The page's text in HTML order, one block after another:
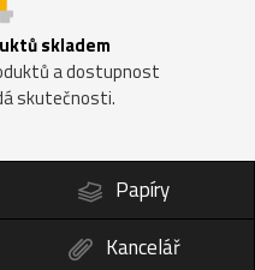
skladem
a dostupnost
skutečnosti.
Papíry
Kancelář